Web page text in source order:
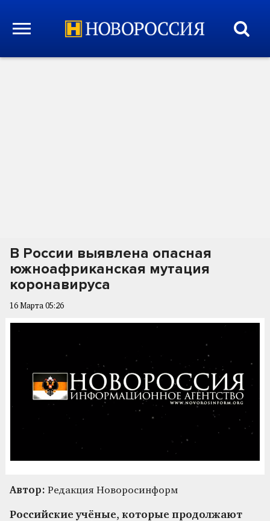
В России выявлена опасная
южноафриканская мутация
коронавируса
16 Марта 05:26
Автор: Редакция Новоросинформ
Российские учёные, которые продолжают